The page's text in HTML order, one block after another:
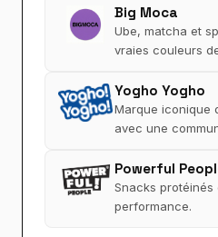
Big Moca
Ube, matcha et
vraies couleurs
Yogho Yogho
Marque iconique
avec une
Powerful
Snacks
performance.